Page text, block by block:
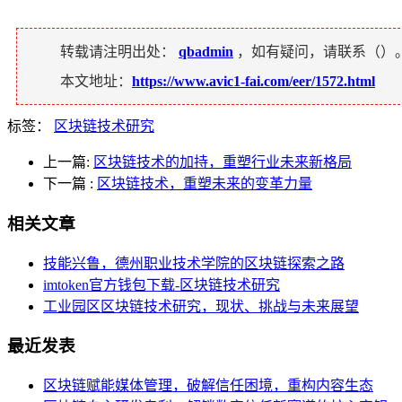
转载请注明出处： qbadmin ，如有疑问，请联系（）
本文地址： https://www.avic1-fai.com/eer/1572.html
标签： 区块链技术研究
上一篇: 区块链技术的加持，重塑行业未来新格局
下一篇 : 区块链技术，重塑未来的变革力量
相关文章
技能兴鲁，德州职业技术学院的区块链探索之路
imtoken官方钱包下载-区块链技术研究
工业园区区块链技术研究，现状、挑战与未来展望
最近发表
区块链赋能媒体管理，破解信任困境，重构内容生态